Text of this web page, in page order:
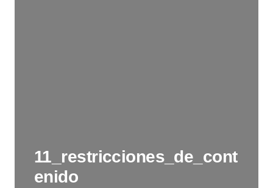
11_restricciones_de_cont
enido